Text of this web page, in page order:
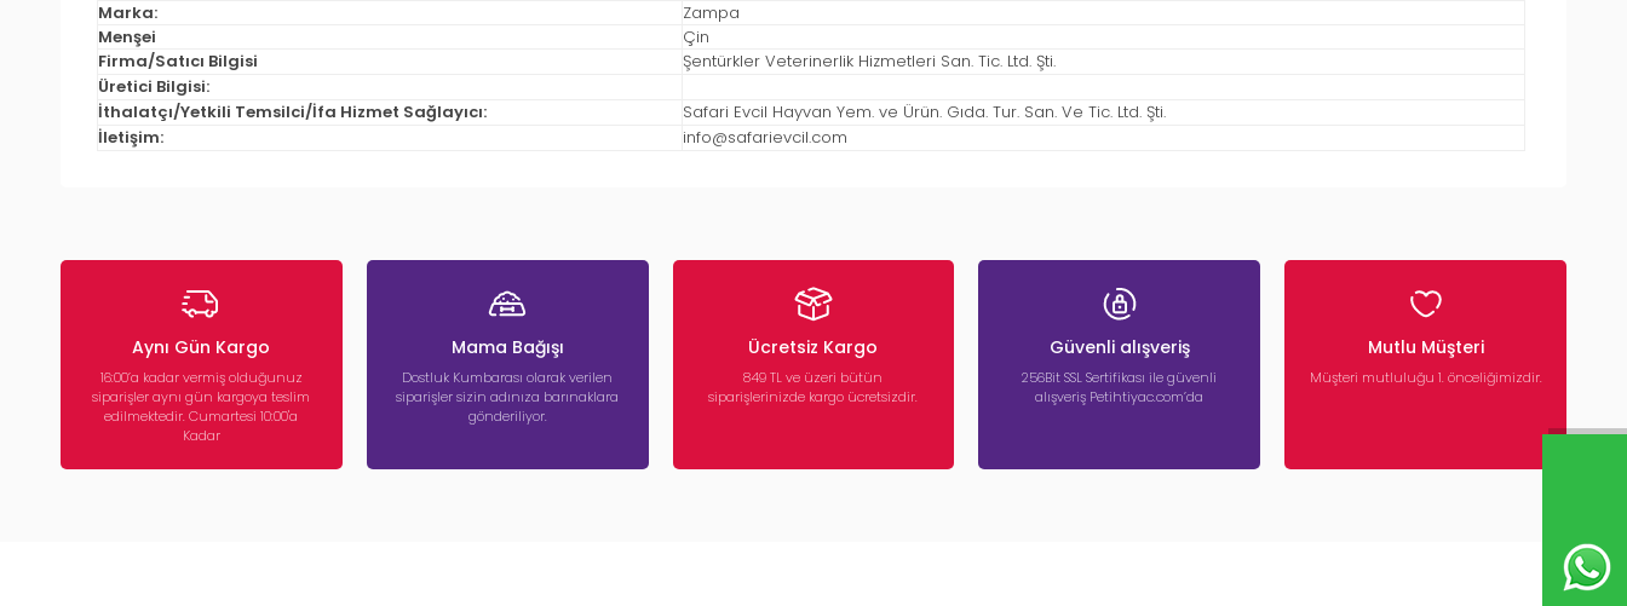
Marka:
Zampa
Menşei
Çin
Firma/Satıcı Bilgisi
Şentürkler Veterinerlik Hizmetleri San. Tic. Ltd. Şti.
Üretici Bilgisi:
İthalatçı/Yetkili Temsilci/İfa Hizmet Sağlayıcı:
Safari Evcil Hayvan Yem. ve Ürün. Gıda. Tur. San. Ve Tic. Ltd. Şti.
İletişim:
info@safarievcil.com
Aynı Gün Kargo
16:00’a kadar vermiş olduğunuz
siparişler aynı gün kargoya teslim
edilmektedir. Cumartesi 10:00'a
Kadar
Mama Bağışı
Dostluk Kumbarası olarak verilen
siparişler sizin adınıza barınaklara
gönderiliyor.
Ücretsiz Kargo
849 TL ve üzeri bütün
siparişlerinizde kargo ücretsizdir.
Güvenli alışveriş
256Bit SSL Sertifikası ile güvenli
alışveriş Petihtiyac.com’da
Mutlu Müşteri
Müşteri mutluluğu 1. önceliğimizdir.